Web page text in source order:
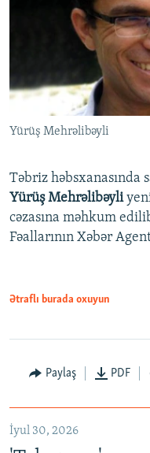
Yürüş Mehrəlibəyli
Təbriz həbsxanasında
Yürüş Mehrəlibəyliyeni
cəzasına məhkum
Fəallarının Xəbər
Ətraflı burada oxuyun
Paylaş PDF
İyul 30, 2026